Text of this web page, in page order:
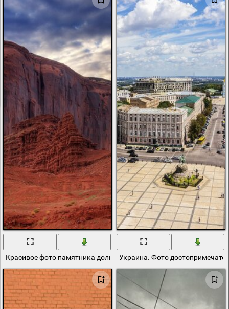
Красивое фото памятника долины на фоне белых облаков
Украина. Фото